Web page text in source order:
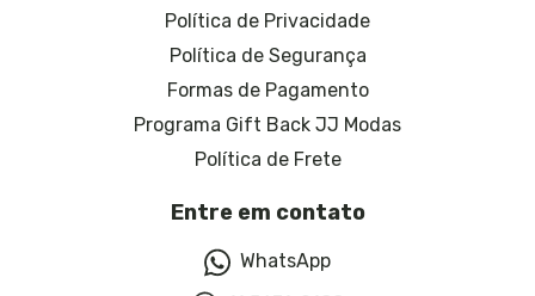
Política de Privacidade
Política de Segurança
Formas de Pagamento
Programa Gift Back JJ Modas
Política de Frete
Entre em contato
WhatsApp